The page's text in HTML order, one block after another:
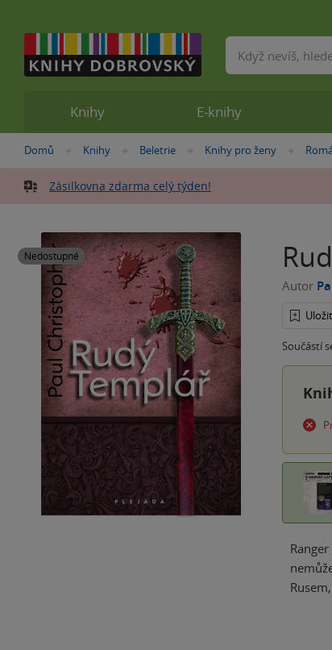
Nacházíte
zde:
Domů »
Knihy »
Beletrie »
Knihy pro ženy »
Zásilkovna zdarma celý týden!
Nedostupné
Autor
Součástí
Knihy E-knihy
Vyhledávání